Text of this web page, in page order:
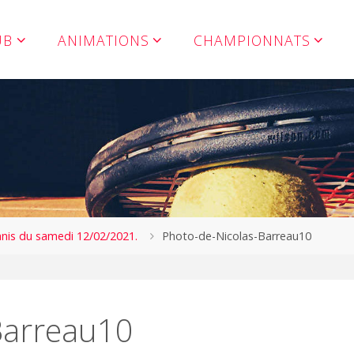
ANIMATIONS CHAMPIONNATS
du samedi 12/02/2021. Photo-de-Nicolas-Barreau10